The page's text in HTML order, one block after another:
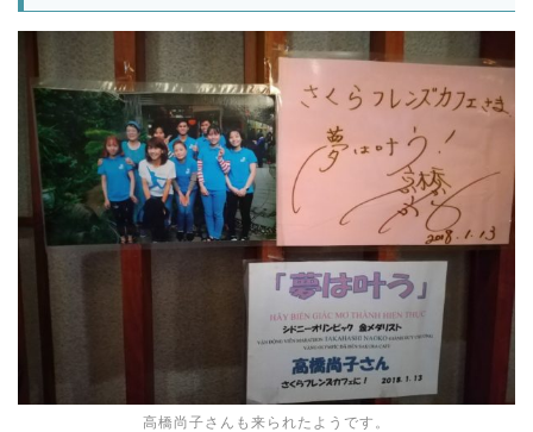
高橋尚子さんも来られたようです。